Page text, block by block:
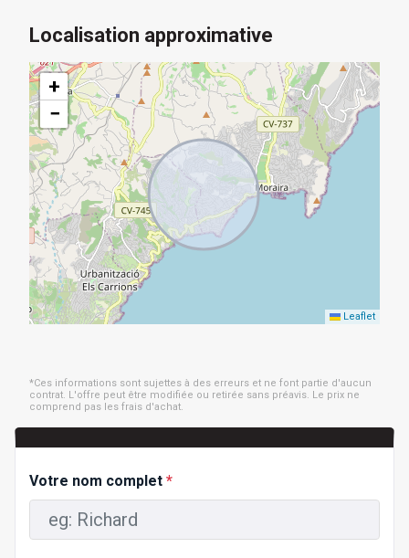
Localisation approximative
+
−
Leaflet
*Ces informations sont sujettes à des erreurs et ne font partie d'aucun
contrat. L'offre peut être modifiée ou retirée sans préavis. Le prix ne
comprend pas les frais d'achat.
Votre nom complet *